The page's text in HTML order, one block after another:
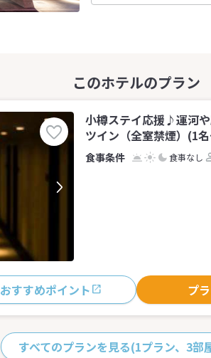
小樽ステイ応援♪運河
ツイン（全室禁煙）(1
食事なし
おすすめポイント プ
すべてのプランを見る(1プラン、3部